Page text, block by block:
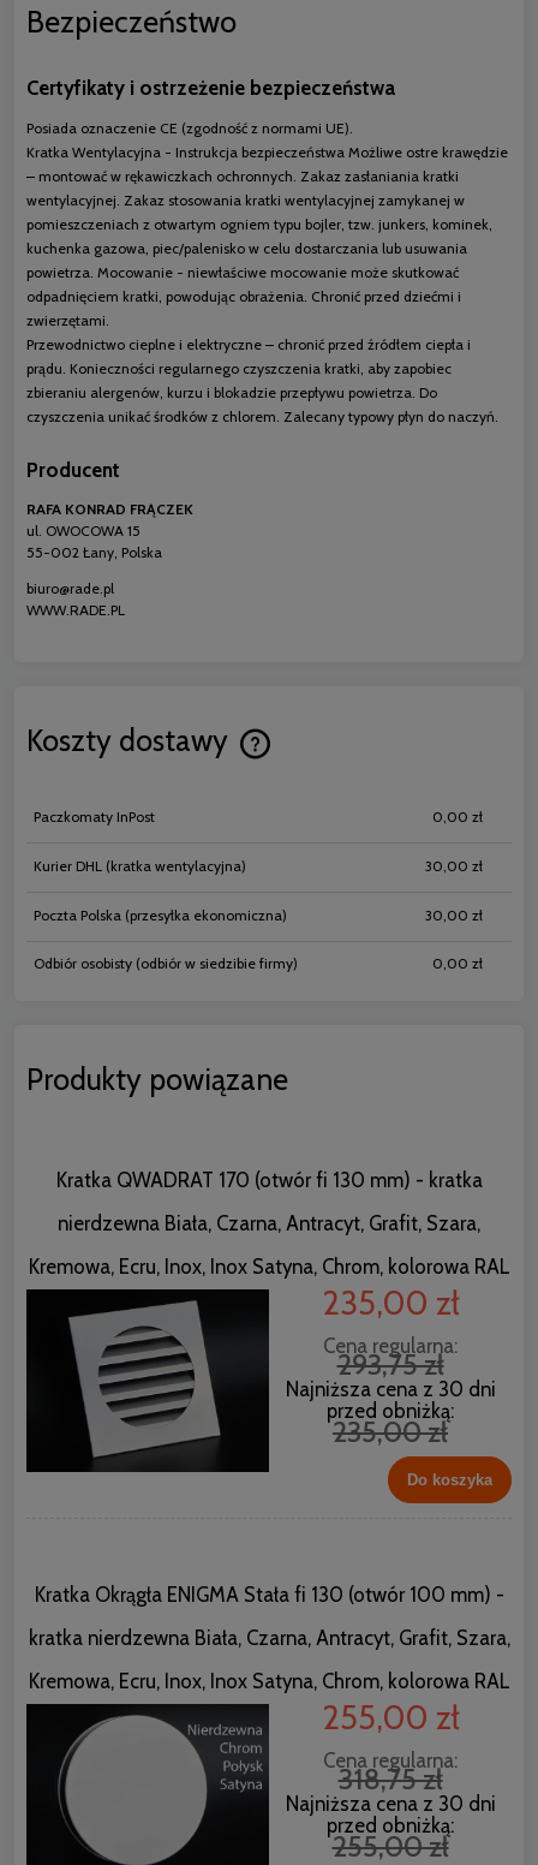
Bezpieczeństwo
Certyfikaty i ostrzeżenie bezpieczeństwa
Posiada oznaczenie CE (zgodność z normami UE).
Kratka Wentylacyjna - Instrukcja bezpieczeństwa Możliwe ostre krawędzie
– montować w rękawiczkach ochronnych. Zakaz zasłaniania kratki
wentylacyjnej. Zakaz stosowania kratki wentylacyjnej zamykanej w
pomieszczeniach z otwartym ogniem typu bojler, tzw. junkers, kominek,
kuchenka gazowa, piec/palenisko w celu dostarczania lub usuwania
powietrza. Mocowanie - niewłaściwe mocowanie może skutkować
odpadnięciem kratki, powodując obrażenia. Chronić przed dziećmi i
zwierzętami.
Przewodnictwo cieplne i elektryczne – chronić przed źródłem ciepła i
prądu. Konieczności regularnego czyszczenia kratki, aby zapobiec
zbieraniu alergenów, kurzu i blokadzie przepływu powietrza. Do
czyszczenia unikać środków z chlorem. Zalecany typowy płyn do naczyń.
Producent
RAFA KONRAD FRĄCZEK
ul. OWOCOWA 15
55-002 Łany, Polska
biuro@rade.pl
WWW.RADE.PL
Koszty dostawy
Cena nie zawiera ewentualnych
Paczkomaty InPost 0,00 zł
Kurier DHL (kratka wentylacyjna) 30,00 zł
Poczta Polska (przesyłka ekonomiczna) 30,00 zł
Odbiór osobisty (odbiór w siedzibie firmy) 0,00 zł
Produkty powiązane
Kratka QWADRAT 170 (otwór fi 130 mm) - kratka
nierdzewna Biała, Czarna, Antracyt, Grafit, Szara,
Kremowa, Ecru, Inox, Inox Satyna, Chrom, kolorowa RAL
235,00 zł
Cena regularna:
293,75 zł
Najniższa cena z 30 dni
przed obniżką:
235,00 zł
Do koszyka
Kratka Okrągła ENIGMA Stała fi 130 (otwór 100 mm) -
kratka nierdzewna Biała, Czarna, Antracyt, Grafit, Szara,
Kremowa, Ecru, Inox, Inox Satyna, Chrom, kolorowa RAL
255,00 zł
Cena regularna:
318,75 zł
Najniższa cena z 30 dni
przed obniżką:
255,00 zł